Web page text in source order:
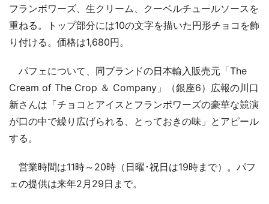
フランボワーズ、生クリーム、クーベルチュールソースを
重ねる。トップ部分には10の文字を描いた円形チョコを飾
り付ける。価格は1,680円。
パフェについて、同ブランドの日本輸入販売元「The
Cream of The Crop ＆ Company」（銀座6）広報の川口
新さんは「チョコとアイスとフランボワーズの豪華な競演
が口の中で繰り広げられる、とっておきの味」とアピール
する。
営業時間は11時～20時（日曜･祝日は19時まで）。パフ
ェの提供は来年2月29日まで。